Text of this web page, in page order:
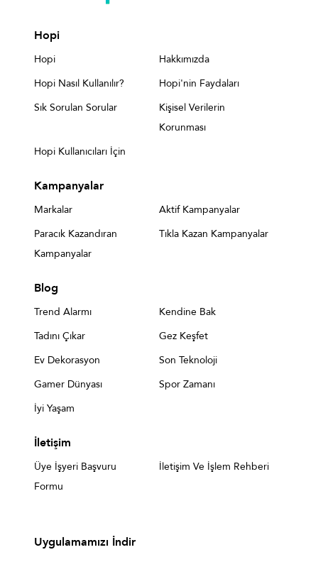
Hopi
Hopi
Hakkımızda
Hopi Nasıl Kullanılır?
Hopi'nin Faydaları
Sık Sorulan Sorular
Kişisel Verilerin
Korunması
Hopi Kullanıcıları İçin
Kampanyalar
Markalar
Aktif Kampanyalar
Paracık Kazandıran
Kampanyalar
Tıkla Kazan Kampanyalar
Blog
Trend Alarmı
Kendine Bak
Tadını Çıkar
Gez Keşfet
Ev Dekorasyon
Son Teknoloji
Gamer Dünyası
Spor Zamanı
İyi Yaşam
İletişim
Üye İşyeri Başvuru
Formu
İletişim Ve İşlem Rehberi
Uygulamamızı İndir